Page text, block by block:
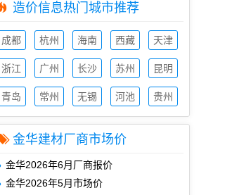
造价信息热门城市推荐
成都
信息
杭州
信息
海南
信息
西藏
信息
天津
信息
浙江
信息
广州
信息
长沙
信息
苏州
信息
昆明
信息
青岛
信息
常州
信息
无锡
信息
河池
信息
贵州
信息
金华建材厂商市场价
金华2026年6月厂商报价
金华2026年5月市场价